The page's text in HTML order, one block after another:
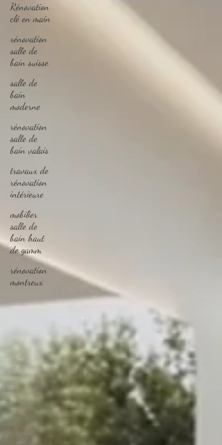
Rénovation
clé en main
rénovation
salle de
bain suisse
salle de
bain
moderne
rénovation
salle de
bain valais
travaux de
rénovation
intérieure
mobilier
salle de
bain haut
de gamm
rénovation
montreux